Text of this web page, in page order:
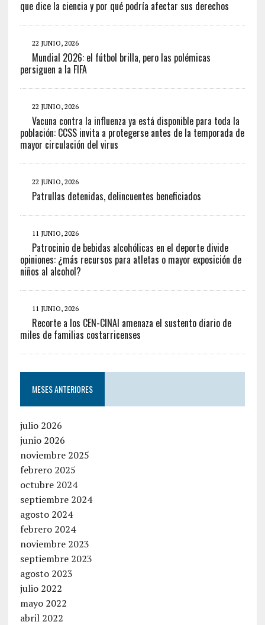
que dice la ciencia y por qué podría afectar sus derechos
22 JUNIO, 2026
Mundial 2026: el fútbol brilla, pero las polémicas
persiguen a la FIFA
22 JUNIO, 2026
Vacuna contra la influenza ya está disponible para toda la
población: CCSS invita a protegerse antes de la temporada de
mayor circulación del virus
22 JUNIO, 2026
Patrullas detenidas, delincuentes beneficiados
11 JUNIO, 2026
Patrocinio de bebidas alcohólicas en el deporte divide
opiniones: ¿más recursos para atletas o mayor exposición de
niños al alcohol?
11 JUNIO, 2026
Recorte a los CEN-CINAI amenaza el sustento diario de
miles de familias costarricenses
MESES ANTERIORES
julio 2026
junio 2026
noviembre 2025
febrero 2025
octubre 2024
septiembre 2024
agosto 2024
febrero 2024
noviembre 2023
septiembre 2023
agosto 2023
julio 2022
mayo 2022
abril 2022